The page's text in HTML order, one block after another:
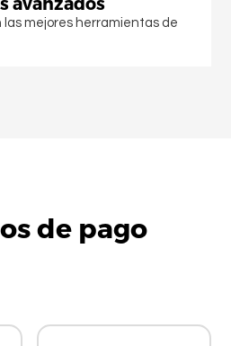
las mejores herramientas de
de pago